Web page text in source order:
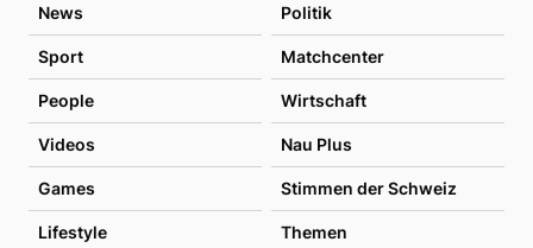
News Politik
Sport Matchcenter
People Wirtschaft
Videos Nau Plus
Games Stimmen der Schweiz
Lifestyle Themen